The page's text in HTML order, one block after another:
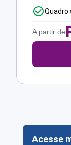
A partir de
Acesse